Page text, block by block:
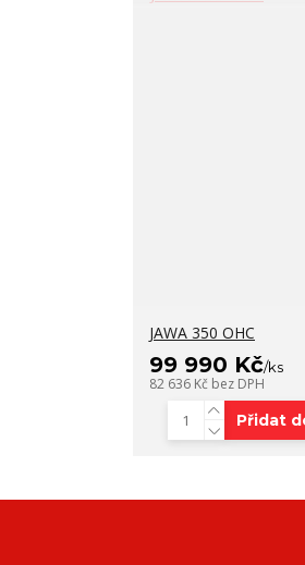
JAWA 350 OHC
99 990 Kč/ks
82 636 Kč bez DPH
Přidat